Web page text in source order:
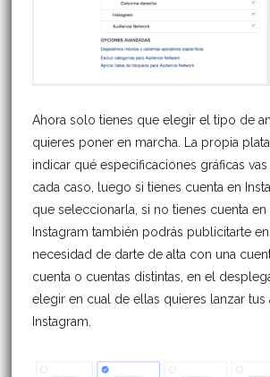
Ahora solo tienes que elegir el tipo de
quieres poner en marcha. La propia
indicar qué especificaciones gráficas vas
cada caso, luego si tienes cuenta en
que seleccionarla, si no tienes cuenta en
Instagram también podrás publicitarte
necesidad de darte de alta con una
cuenta o cuentas distintas, en el
elegir en cual de ellas quieres lanzar tus
Instagram.